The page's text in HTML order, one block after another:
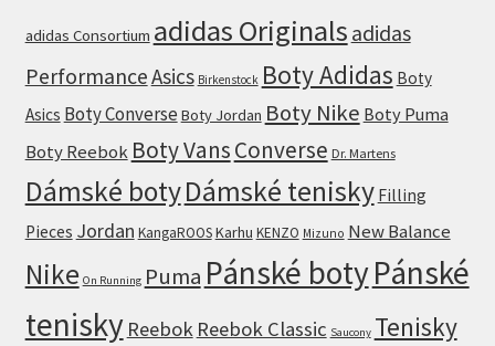
adidas Consortium adidas Originals adidas
PerformanceAsics Birkenstock Boty Adidas Boty
Asics Boty Converse Boty Jordan Boty Nike Boty Puma
Boty Reebok Boty VansConverse Dr. Martens
Dámské botyDámské tenisky Filling
Pieces Jordan KangaROOSKarhu KENZO Mizuno New Balance
Nike On Running Puma Pánské botyPánské
tenisky Reebok Reebok Classic Saucony Tenisky